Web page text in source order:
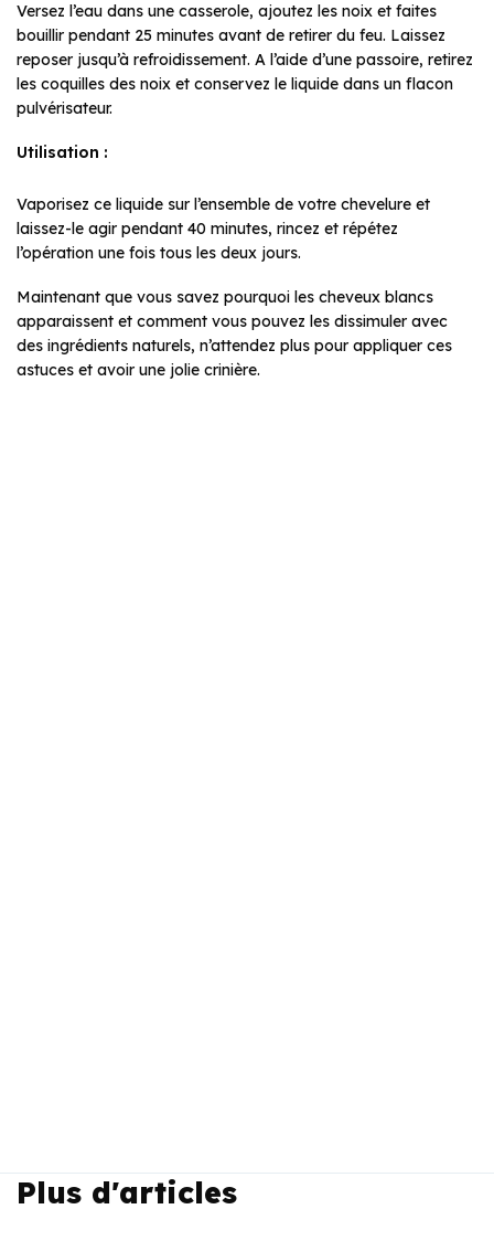
Versez l’eau dans une casserole, ajoutez les noix et faites
bouillir pendant 25 minutes avant de retirer du feu. Laissez
reposer jusqu’à refroidissement. A l’aide d’une passoire, retirez
les coquilles des noix et conservez le liquide dans un flacon
pulvérisateur.
Utilisation :
Vaporisez ce liquide sur l’ensemble de votre chevelure et
laissez-le agir pendant 40 minutes, rincez et répétez
l’opération une fois tous les deux jours.
Maintenant que vous savez pourquoi les cheveux blancs
apparaissent et comment vous pouvez les dissimuler avec
des ingrédients naturels, n’attendez plus pour appliquer ces
astuces et avoir une jolie crinière.
Plus d'articles